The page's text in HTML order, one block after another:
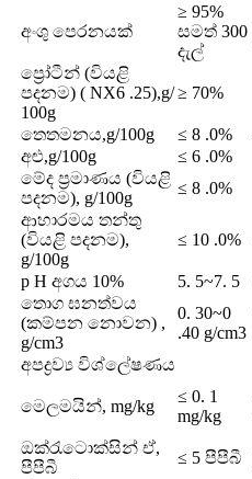
අංශු පෙරනයක්
≥ 95%
සමත් 300
දැල්
ප්‍රෝටීන් (වියළි
පදනම) ( NX6 .25),g/
100g
≥ 70%
තෙතමනය,g/100g ≤ 8 .0%
අළු,g/100g
≤ 6 .0%
මේද ප්‍රමාණය (වියළි
පදනම), g/100g
≤ 8 .0%
ආහාරමය තන්තු
(වියළි පදනම),
g/100g
≤ 10 .0%
p H අගය 10% 5. 5~7. 5
තොග ඝනත්වය
(කම්පන නොවන) ,
g/cm3
0. 30~0
.40 g/cm3
අපද්‍රව්‍ය විශ්ලේෂණය
මෙලමයින්, mg/kg
≤ 0. 1
mg/kg
ඔක්රැටොක්සින් ඒ,
පීපීබී
≤ 5 පීපීබී